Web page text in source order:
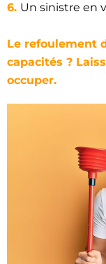
6. Un sinistre en
Le refoulement
capacités ?
occuper.